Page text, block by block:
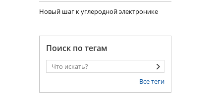
Новый шаг к углеродной электронике
Поиск по тегам
Все теги